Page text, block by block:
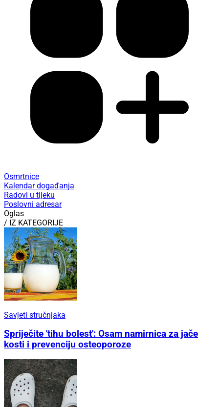
Osmrtnice
Kalendar događanja
Radovi u tijeku
Poslovni adresar
Oglas
/ IZ KATEGORIJE
Savjeti stručnjaka
Spriječite 'tihu bolest': Osam namirnica za jače
kosti i prevenciju osteoporoze